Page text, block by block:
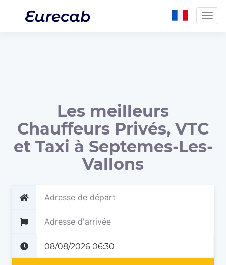
Les meilleurs
Chauffeurs Privés, VTC
et Taxi à Septemes-Les-
Vallons